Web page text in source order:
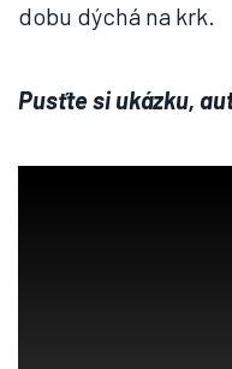
dobu dýchá na krk.
Pusťte si ukázku,